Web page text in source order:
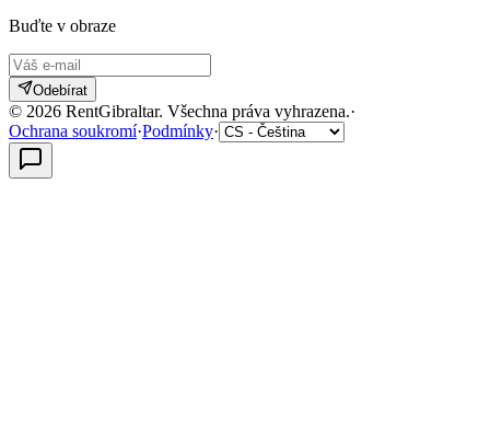
Buďte v obraze
Odebírat
© 2026 RentGibraltar. Všechna práva vyhrazena.·
Ochrana soukromí·Podmínky·